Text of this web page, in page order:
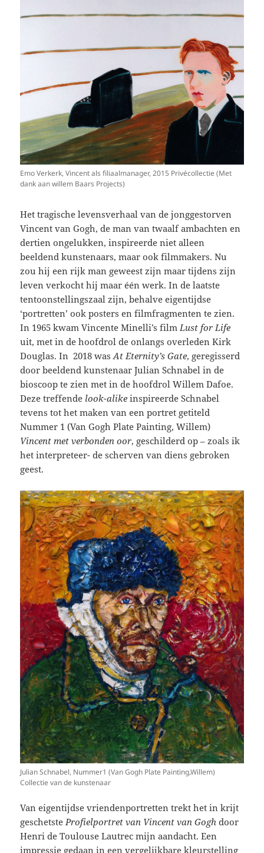
Emo Verkerk, Vincent als filiaalmanager, 2015 Privécollectie (Met
dank aan willem Baars Projects)
Het tragische levensverhaal van de jonggestorven
Vincent van Gogh, de man van twaalf ambachten en
dertien ongelukken, inspireerde niet alleen
beeldend kunstenaars, maar ook filmmakers. Nu
zou hij een rijk man geweest zijn maar tijdens zijn
leven verkocht hij maar één werk. In de laatste
tentoonstellingszaal zijn, behalve eigentijdse
‘portretten’ ook posters en filmfragmenten te zien.
In 1965 kwam Vincente Minelli’s film Lust for Life
uit, met in de hoofdrol de onlangs overleden Kirk
Douglas. In 2018 wasAt Eternity’s Gate, geregisserd
door beeldend kunstenaar Julian Schnabel in de
bioscoop te zien met in de hoofdrol Willem Dafoe.
Deze treffende look-alike inspireerde Schnabel
tevens tot het maken van een portret getiteld
Nummer 1 (Van Gogh Plate Painting, Willem)
Vincent met verbonden oor, geschilderd op – zoals ik
het interpreteer- de scherven van diens gebroken
geest.
Julian Schnabel, Nummer1 (Van Gogh Plate Painting,Willem)
Collectie van de kunstenaar
Van eigentijdse vriendenportretten trekt het in krijt
geschetste Profielportret van Vincent van Gogh door
Henri de Toulouse Lautrec mijn aandacht. Een
impressie gedaan in een vergelijkbare kleurstelling